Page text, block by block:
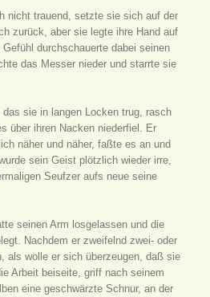
nicht trauend, setzte sie sich auf der
zurück, aber sie legte ihre Hand auf
durchschauerte dabei seinen
das Messer nieder und starrte sie
sie in langen Locken trug, rasch
über ihren Nacken niederfiel. Er
näher und näher, faßte es an und
sein Geist plötzlich wieder irre,
Seufzer aufs neue seine
seinen Arm losgelassen und die
Nachdem er zweifelnd zwei- oder
als wolle er sich überzeugen, daß sie
Arbeit beiseite, griff nach seinem
eine geschwärzte Schnur, an der